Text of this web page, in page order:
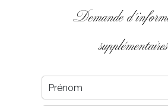
Demande
supplémentaires